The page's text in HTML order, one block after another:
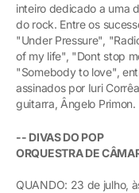
inteiro dedicado a uma
do rock. Entre os
"Under Pressure",
of my life", "Dont stop
"Somebody to love",
assinados por Iuri
guitarra, Ângelo Primon.
-- DIVAS DO POP
ORQUESTRA DE
QUANDO: 23 de julho,